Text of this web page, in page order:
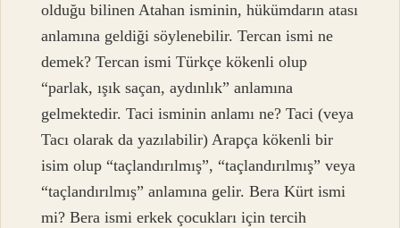
olduğu bilinen Atahan isminin, hükümdarın atası
anlamına geldiği söylenebilir. Tercan ismi ne
demek? Tercan ismi Türkçe kökenli olup
“parlak, ışık saçan, aydınlık” anlamına
gelmektedir. Taci isminin anlamı ne? Taci (veya
Tacı olarak da yazılabilir) Arapça kökenli bir
isim olup “taçlandırılmış”, “taçlandırılmış” veya
“taçlandırılmış” anlamına gelir. Bera Kürt ismi
mi? Bera ismi erkek çocukları için tercih